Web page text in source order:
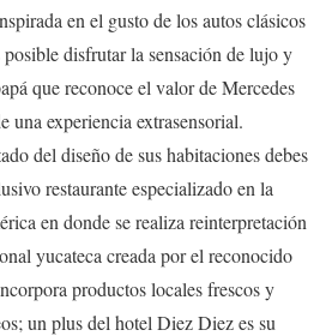
en el gusto de los autos clásicos
disfrutar la sensación de lujo y
que reconoce el valor de Mercedes
una experiencia extrasensorial.
del diseño de sus habitaciones debes
restaurante especializado en la
en donde se realiza reinterpretación
yucateca creada por el reconocido
productos locales frescos y
un plus del hotel Diez Diez es su